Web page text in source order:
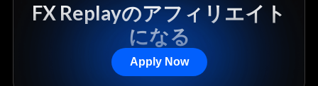
FX Replayのアフィリエイト
になる
Apply Now